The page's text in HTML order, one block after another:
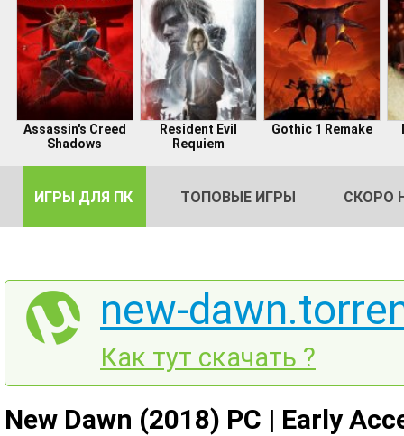
Assassin's Creed
Shadows
Resident Evil
Requiem
Gothic 1 Remake
ИГРЫ ДЛЯ ПК ТОПОВЫЕ ИГРЫ СКОРО
new-
Как тут скачать ?
New Dawn (2018) PC | Early